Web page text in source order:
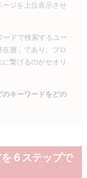
ージを上位表示させ
ードで検索するユー
層」であり、ブロ
繋げるのがセオリ
のキーワードをどの
６ステップで